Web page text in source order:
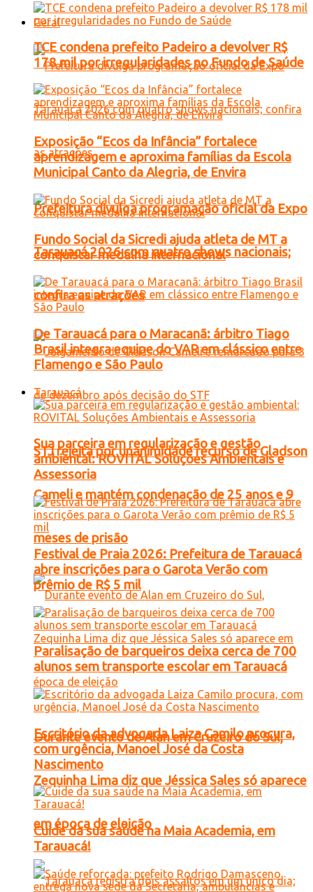
Geral
Prefeitura divulga programação oficial da Expo
Tarauacá 2026 com quatro shows nacionais;
confira as atrações
STJ rejeita por unanimidade recurso de Gladson
Cameli e mantém condenação de 25 anos e 9
meses de prisão
Durante evento de Alan em Cruzeiro do Sul,
Zequinha Lima diz que Jéssica Sales só aparece
em época de eleição
TCE condena prefeito Padeiro a devolver R$
178 mil por irregularidades no Fundo de Saúde
Exposição “Ecos da Infância” fortalece
aprendizagem e aproxima famílias da Escola
Municipal Canto da Alegria, de Envira
Fundo Social da Sicredi ajuda atleta de MT a
conquistar medalha internacional
De Tarauacá para o Maracanã: árbitro Tiago
Brasil integra equipe do VAR em clássico entre
Flamengo e São Paulo
Tarauacá
Sua parceira em regularização e gestão
ambiental: ROVITAL Soluções Ambientais e
Assessoria
Festival de Praia 2026: Prefeitura de Tarauacá
abre inscrições para o Garota Verão com
prêmio de R$ 5 mil
Paralisação de barqueiros deixa cerca de 700
alunos sem transporte escolar em Tarauacá
Escritório da advogada Laiza Camilo procura,
com urgência, Manoel José da Costa
Nascimento
Cuide da sua saúde na Maia Academia, em
Tarauacá!